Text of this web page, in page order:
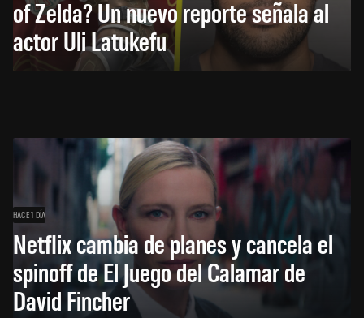
of Zelda? Un nuevo reporte señala al
actor Uli Latukefu
HACE 1 DÍA
Netflix cambia de planes y cancela el
spinoff de El Juego del Calamar de
David Fincher